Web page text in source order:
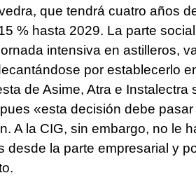
que tendrá cuatro años
% hasta 2029. La parte
intensiva en astilleros,
por establecerlo
de Asime, Atra e Instalectra
«esta decisión debe
A la CIG, sin embargo, no le
desde la parte empresarial y